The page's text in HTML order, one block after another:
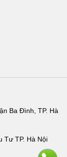
Ba Đình, TP. Hà
Tư TP. Hà Nội